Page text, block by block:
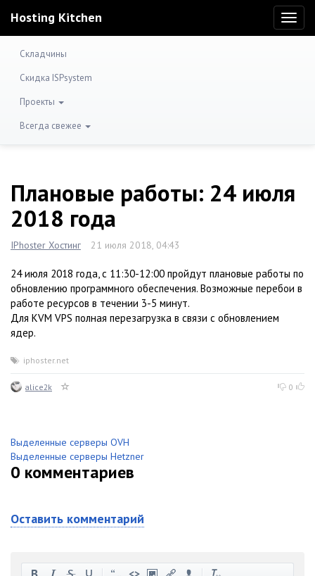
Hosting Kitchen
Складчины
Скидка ISPsystem
Проекты
Всегда свежее
Плановые работы: 24 июля
2018 года
IPhoster Хостинг 21 июля 2018, 04:43
24 июля 2018 года, с 11:30-12:00 пройдут плановые работы по
обновлению программного обеспечения. Возможные перебои в
работе ресурсов в течении 3-5 минут.
Для KVM VPS полная перезагрузка в связи с обновлением
ядер.
iphoster.net
alice2k 0
Выделенные серверы OVH
Выделенные серверы Hetzner
0 комментариев
Оставить комментарий